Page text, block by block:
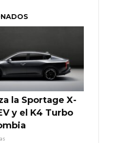
la Sportage X-
y el K4 Turbo